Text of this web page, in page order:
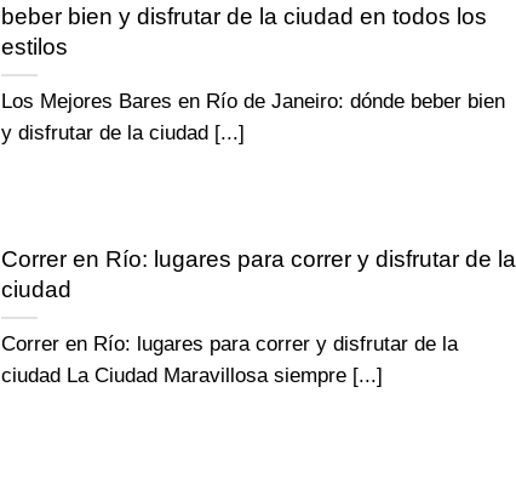
beber bien y disfrutar de la ciudad en todos los
estilos
Los Mejores Bares en Río de Janeiro: dónde beber bien
y disfrutar de la ciudad [...]
Correr en Río: lugares para correr y disfrutar de la
ciudad
Correr en Río: lugares para correr y disfrutar de la
ciudad La Ciudad Maravillosa siempre [...]